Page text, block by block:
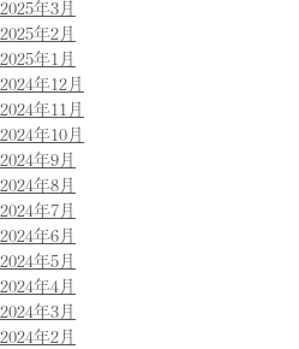
2025年3月
2025年2月
2025年1月
2024年12月
2024年11月
2024年10月
2024年9月
2024年8月
2024年7月
2024年6月
2024年5月
2024年4月
2024年3月
2024年2月